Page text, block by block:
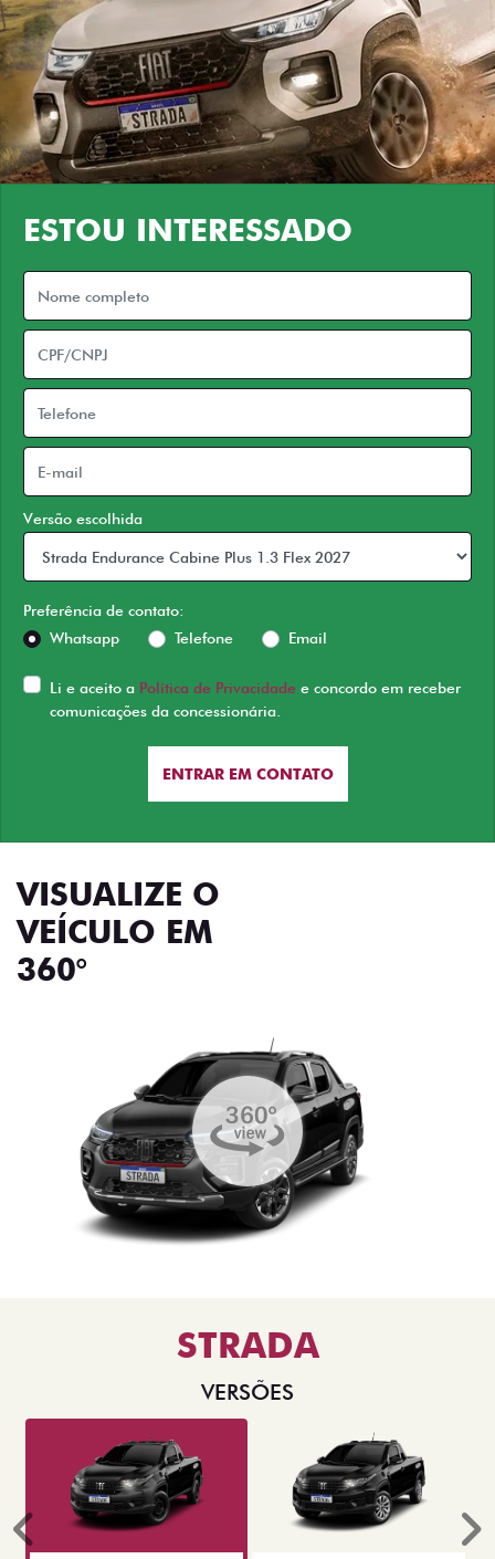
ESTOU INTERESSADO
Versão escolhida
Preferência de contato:
Whatsapp
Telefone Email
Li e aceito a Política de Privacidade e concordo em receber
comunicações da concessionária.
ENTRAR EM CONTATO
VISUALIZE O
VEÍCULO EM
360°
STRADA
VERSÕES